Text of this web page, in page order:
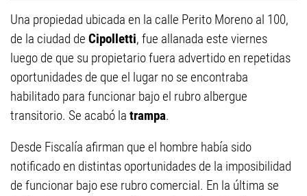
Una propiedad ubicada en la calle Perito Moreno al 100,
de la ciudad de Cipolletti, fue allanada este viernes
luego de que su propietario fuera advertido en repetidas
oportunidades de que el lugar no se encontraba
habilitado para funcionar bajo el rubro albergue
transitorio. Se acabó la trampa.
Desde Fiscalía afirman que el hombre había sido
notificado en distintas oportunidades de la imposibilidad
de funcionar bajo ese rubro comercial. En la última se